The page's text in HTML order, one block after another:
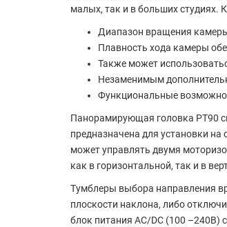
малых, так и в больших
Диапазон вращения
Плавность хода камеры
Также может
Незаменимым
Функциональные
Панорамирующая головка PT90
предназначена для установки
может управлять двумя
как в горизонтальной, так и в
Тумблеры выбора направления
плоскости наклона, либо
блок питания AC/DC (100 –240В)